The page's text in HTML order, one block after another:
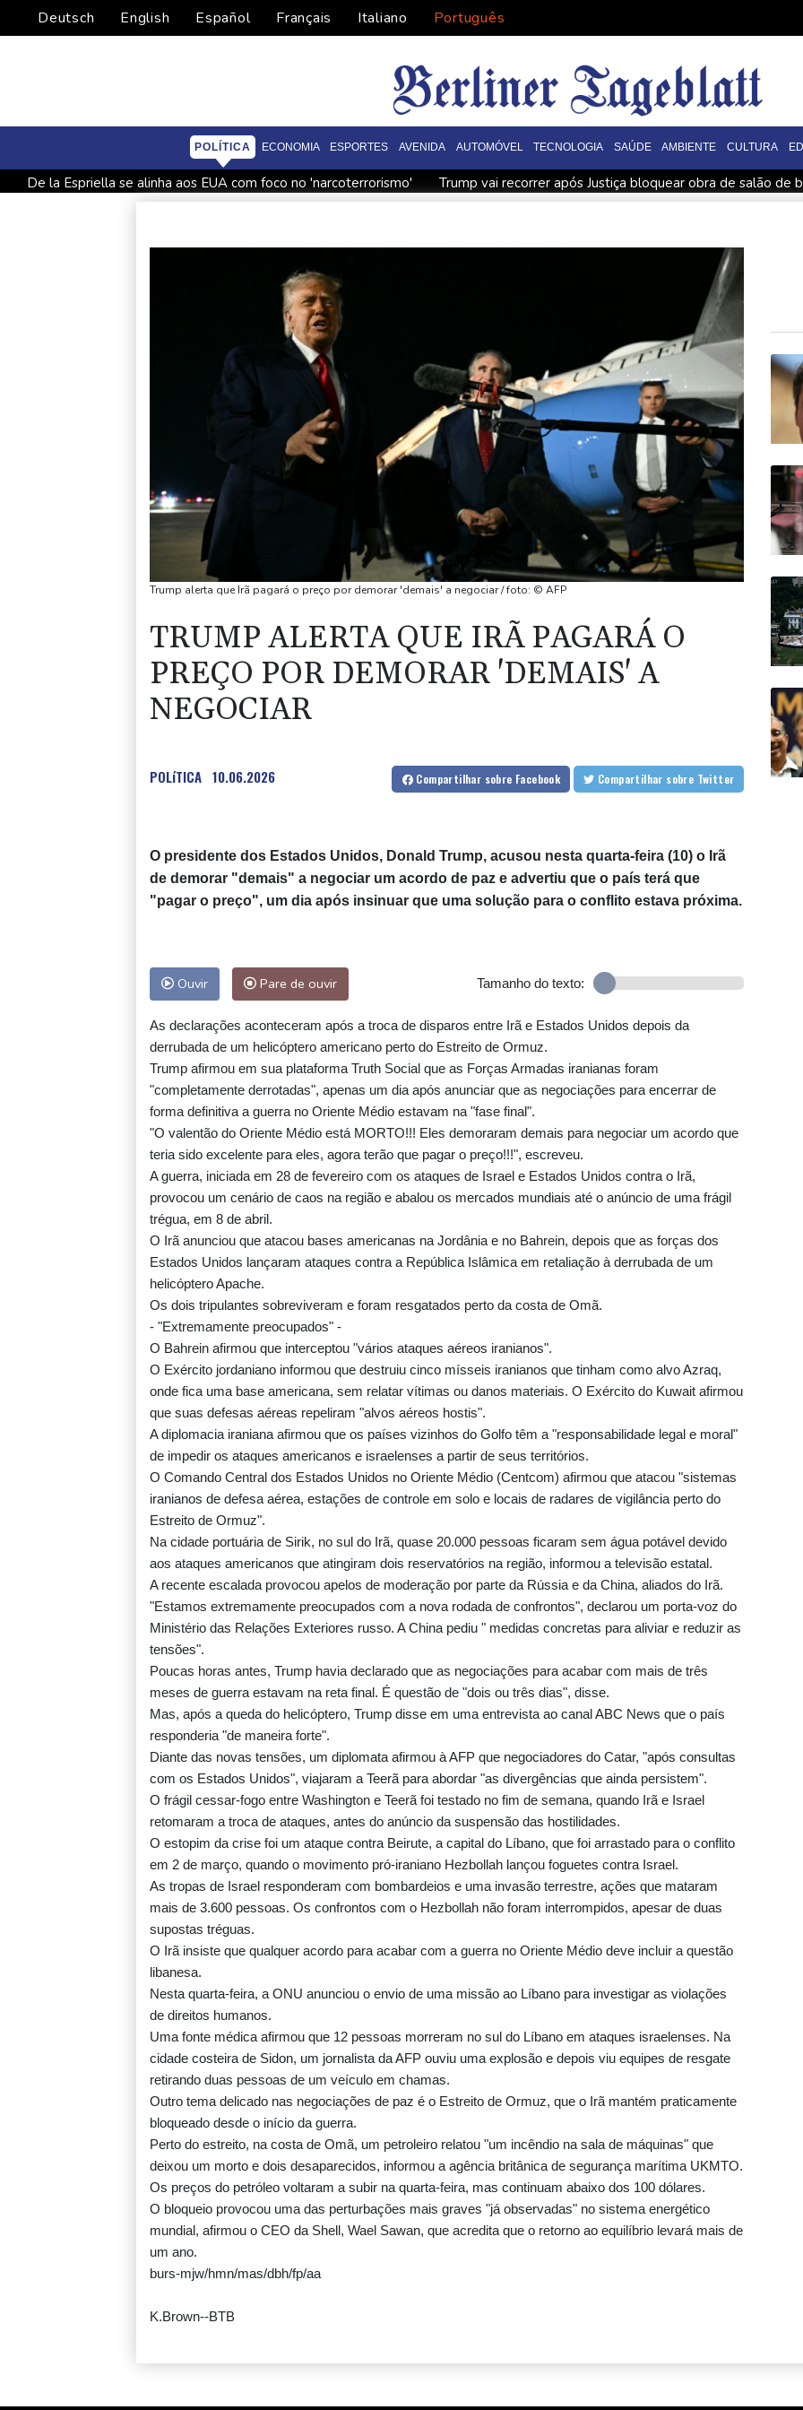
Deutsch English Español Français Italiano Português
POLÍTICA ECONOMIA ESPORTES AVENIDA AUTOMÓVEL TECNOLOGIA SAÚDE AMBIENTE CULTURA
De la Espriella se alinha aos EUA com foco no 'narcoterrorismo'
Trump vai recorrer após Justiça bloquear obra de salão de
De la Espriella chega ao poder na Colômbia com
Milhares marcham na Argentina no dia de São Caetano, padroeiro do pão e do trabalho
Europa se prepara para queda de
Trump alerta que Irã pagará o preço por demorar 'demais' a negociar / foto: © AFP
TRUMP ALERTA QUE IRÃ PAGARÁ O
PREÇO POR DEMORAR 'DEMAIS' A
NEGOCIAR
POLíTICA 10.06.2026 Compartilhar sobre Facebook Compartilhar sobre Twitter
O presidente dos Estados Unidos, Donald Trump, acusou nesta quarta-feira (10) o Irã
de demorar "demais" a negociar um acordo de paz e advertiu que o país terá que
"pagar o preço", um dia após insinuar que uma solução para o conflito estava próxima.
Ouvir Pare de ouvir Tamanho do texto:
As declarações aconteceram após a troca de disparos entre Irã e Estados Unidos depois da
derrubada de um helicóptero americano perto do Estreito de Ormuz.
Trump afirmou em sua plataforma Truth Social que as Forças Armadas iranianas foram
"completamente derrotadas", apenas um dia após anunciar que as negociações para encerrar de
forma definitiva a guerra no Oriente Médio estavam na "fase final".
"O valentão do Oriente Médio está MORTO!!! Eles demoraram demais para negociar um acordo que
teria sido excelente para eles, agora terão que pagar o preço!!!", escreveu.
A guerra, iniciada em 28 de fevereiro com os ataques de Israel e Estados Unidos contra o Irã,
provocou um cenário de caos na região e abalou os mercados mundiais até o anúncio de uma frágil
trégua, em 8 de abril.
O Irã anunciou que atacou bases americanas na Jordânia e no Bahrein, depois que as forças dos
Estados Unidos lançaram ataques contra a República Islâmica em retaliação à derrubada de um
helicóptero Apache.
Os dois tripulantes sobreviveram e foram resgatados perto da costa de Omã.
- "Extremamente preocupados" -
O Bahrein afirmou que interceptou "vários ataques aéreos iranianos".
O Exército jordaniano informou que destruiu cinco mísseis iranianos que tinham como alvo Azraq,
onde fica uma base americana, sem relatar vítimas ou danos materiais. O Exército do Kuwait afirmou
que suas defesas aéreas repeliram "alvos aéreos hostis".
A diplomacia iraniana afirmou que os países vizinhos do Golfo têm a "responsabilidade legal e moral"
de impedir os ataques americanos e israelenses a partir de seus territórios.
O Comando Central dos Estados Unidos no Oriente Médio (Centcom) afirmou que atacou "sistemas
iranianos de defesa aérea, estações de controle em solo e locais de radares de vigilância perto do
Estreito de Ormuz".
Na cidade portuária de Sirik, no sul do Irã, quase 20.000 pessoas ficaram sem água potável devido
aos ataques americanos que atingiram dois reservatórios na região, informou a televisão estatal.
A recente escalada provocou apelos de moderação por parte da Rússia e da China, aliados do Irã.
"Estamos extremamente preocupados com a nova rodada de confrontos", declarou um porta-voz do
Ministério das Relações Exteriores russo. A China pediu " medidas concretas para aliviar e reduzir as
tensões".
Poucas horas antes, Trump havia declarado que as negociações para acabar com mais de três
meses de guerra estavam na reta final. É questão de "dois ou três dias", disse.
Mas, após a queda do helicóptero, Trump disse em uma entrevista ao canal ABC News que o país
responderia "de maneira forte".
Diante das novas tensões, um diplomata afirmou à AFP que negociadores do Catar, "após consultas
com os Estados Unidos", viajaram a Teerã para abordar "as divergências que ainda persistem".
O frágil cessar-fogo entre Washington e Teerã foi testado no fim de semana, quando Irã e Israel
retomaram a troca de ataques, antes do anúncio da suspensão das hostilidades.
O estopim da crise foi um ataque contra Beirute, a capital do Líbano, que foi arrastado para o conflito
em 2 de março, quando o movimento pró-iraniano Hezbollah lançou foguetes contra Israel.
As tropas de Israel responderam com bombardeios e uma invasão terrestre, ações que mataram
mais de 3.600 pessoas. Os confrontos com o Hezbollah não foram interrompidos, apesar de duas
supostas tréguas.
O Irã insiste que qualquer acordo para acabar com a guerra no Oriente Médio deve incluir a questão
libanesa.
Nesta quarta-feira, a ONU anunciou o envio de uma missão ao Líbano para investigar as violações
de direitos humanos.
Uma fonte médica afirmou que 12 pessoas morreram no sul do Líbano em ataques israelenses. Na
cidade costeira de Sidon, um jornalista da AFP ouviu uma explosão e depois viu equipes de resgate
retirando duas pessoas de um veículo em chamas.
Outro tema delicado nas negociações de paz é o Estreito de Ormuz, que o Irã mantém praticamente
bloqueado desde o início da guerra.
Perto do estreito, na costa de Omã, um petroleiro relatou "um incêndio na sala de máquinas" que
deixou um morto e dois desaparecidos, informou a agência britânica de segurança marítima UKMTO.
Os preços do petróleo voltaram a subir na quarta-feira, mas continuam abaixo dos 100 dólares.
O bloqueio provocou uma das perturbações mais graves "já observadas" no sistema energético
mundial, afirmou o CEO da Shell, Wael Sawan, que acredita que o retorno ao equilíbrio levará mais de
um ano.
burs-mjw/hmn/mas/dbh/fp/aa
K.Brown--BTB